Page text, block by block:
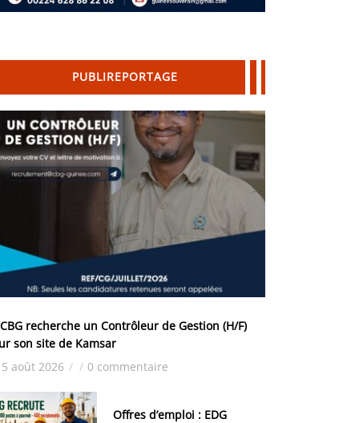
PUBLIREPORTAGE
recherche un Contrôleur de Gestion (H/F)
son site de Kamsar
5 août 2026 / / 0 commentaire
Offres d’emploi : EDG